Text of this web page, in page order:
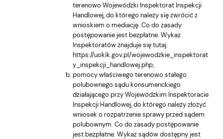
terenowo Wojewódzki Inspektorat Inspekcji
Handlowej, do którego należy się zwrócić z
wnioskiem o mediację. Co do zasady
postępowanie jest bezpłatne. Wykaz
Inspektoratów znajduje się tutaj:
https://uokik.gov.pl/wojewodzkie_inspektorat
y_inspekcji_handlowej.php;
pomocy właściwego terenowo stałego
polubownego sądu konsumenckiego
działającego przy Wojewódzkim Inspektoracie
Inspekcji Handlowej, do którego należy złożyć
wniosek o rozpatrzenie sprawy przed sądem
polubownym. Co do zasady postępowanie
jest bezpłatne. Wykaz sądów dostępny jest